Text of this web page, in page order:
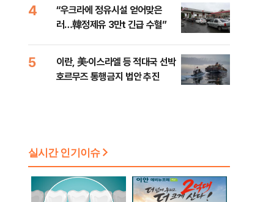
4
“우크라에 정유시설 얻어맞은
러…韓정제유 3만t 긴급 수혈”
5
이란, 美·이스라엘 등 적대국 선박
호르무즈 통행금지 법안 추진